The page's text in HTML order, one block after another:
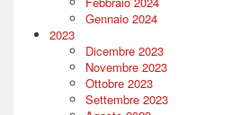
Gennaio 2024
2023
Dicembre 2023
Novembre 2023
Ottobre 2023
Settembre 2023